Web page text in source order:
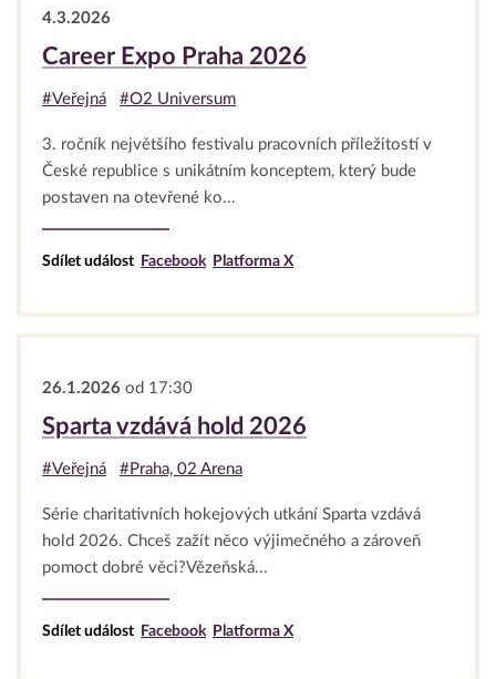
4.3.2026
Career Expo Praha 2026
#Veřejná #O2 Universum
3. ročník největšího festivalu pracovních příležitostí v
České republice s unikátním konceptem, který bude
postaven na otevřené ko...
Sdílet událost Facebook Platforma X
26.1.2026 od 17:30
Sparta vzdává hold 2026
#Veřejná #Praha, 02 Arena
Série charitativních hokejových utkání Sparta vzdává
hold 2026. Chceš zažít něco výjimečného a zároveň
pomoct dobré věci?Vězeňská...
Sdílet událost Facebook Platforma X